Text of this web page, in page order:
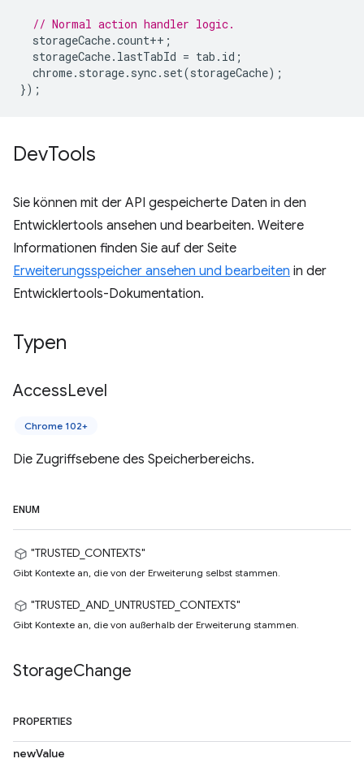
// Normal action handler logic.
storageCache.count++ ;
storageCache. lastTabId = tab . id ;
chrome. storage. sync. set(storageCache);
});
DevTools
Sie können mit der API gespeicherte Daten in den
Entwicklertools ansehen und bearbeiten. Weitere
Informationen finden Sie auf der Seite
Erweiterungsspeicher ansehen und bearbeiten in der
Entwicklertools-Dokumentation.
Typen
AccessLevel
Chrome 102+
Die Zugriffsebene des Speicherbereichs.
ENUM
"TRUSTED_CONTEXTS"
Gibt Kontexte an, die von der Erweiterung selbst stammen.
"TRUSTED_AND_UNTRUSTED_CONTEXTS"
Gibt Kontexte an, die von außerhalb der Erweiterung stammen.
StorageChange
PROPERTIES
newValue